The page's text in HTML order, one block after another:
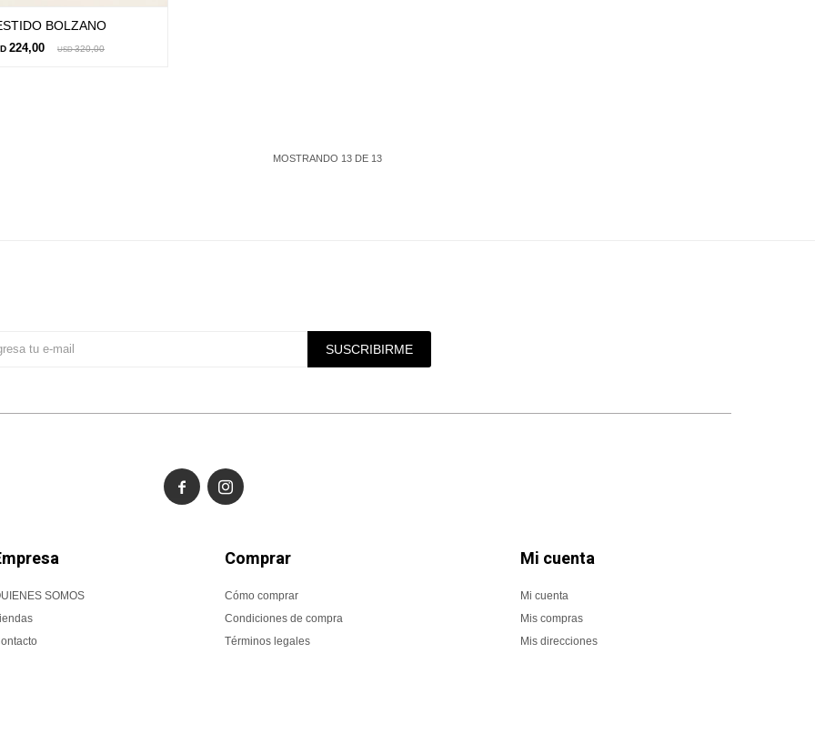
BOLZANO
224,00 USD 320,00
MOSTRANDO 13 DE 13
SOMOS
Comprar
Cómo comprar
Condiciones de compra
Términos legales
Mi cuenta
Mi cuenta
Mis compras
Mis direcciones
SUSCRIBIRME
 